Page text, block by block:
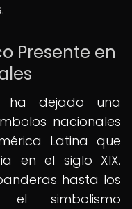
Presente en
ha dejado una
nacionales
Latina que
en el siglo XIX.
hasta los
el simbolismo